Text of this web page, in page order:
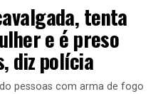
tenta
e é preso
diz polícia
pessoas com arma de fogo